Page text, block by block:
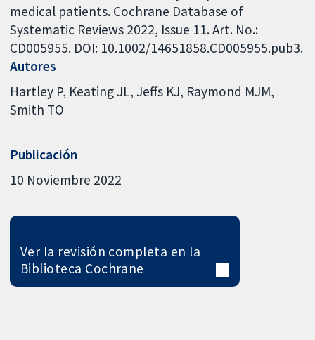
medical patients. Cochrane Database of
Systematic Reviews 2022, Issue 11. Art. No.:
CD005955. DOI: 10.1002/14651858.CD005955.pub3.
Autores
Hartley P Keating JL Jeffs KJ Raymond MJM
Smith TO
Publicación
10 Noviembre 2022
Ver la revisión completa en la
Biblioteca Cochrane